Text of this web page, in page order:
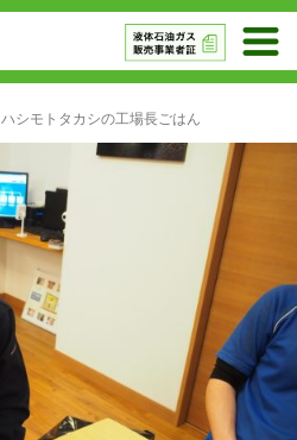
ハシモトタカシの工場長ごはん